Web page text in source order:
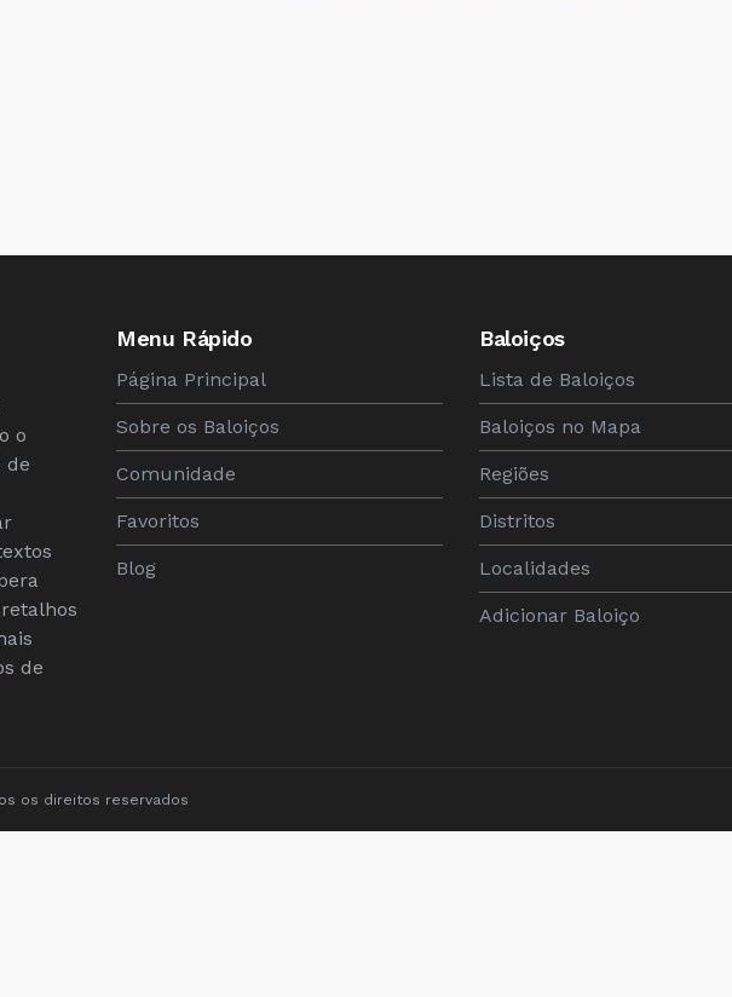
o
de
de
Menu Rápido
Página Principal
Sobre os Baloiços
Comunidade
Favoritos
Blog
Baloiços
Lista de Baloiços
Baloiços no Mapa
Regiões
Distritos
Localidades
Adicionar Baloiço
os direitos reservados